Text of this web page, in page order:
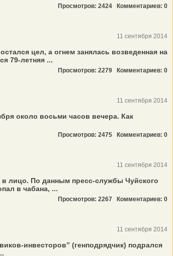
Просмотров: 2424 Комментариев: 0
11 сентября 2014
цел, а огнем занялась возведенная на
79-летняя ...
Просмотров: 2279 Комментариев: 0
11 сентября 2014
около восьми часов вечера. Как
Просмотров: 2475 Комментариев: 0
11 сентября 2014
в лицо. По данным пресс-службы Чуйского
в чабана, ...
Просмотров: 2267 Комментариев: 0
11 сентября 2014
инвесторов” (генподрядчик) подрался